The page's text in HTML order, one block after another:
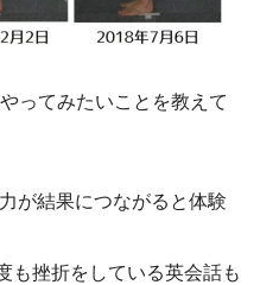
ってみたいことを教えて
が結果につながると体験
も挫折をしている英会話も